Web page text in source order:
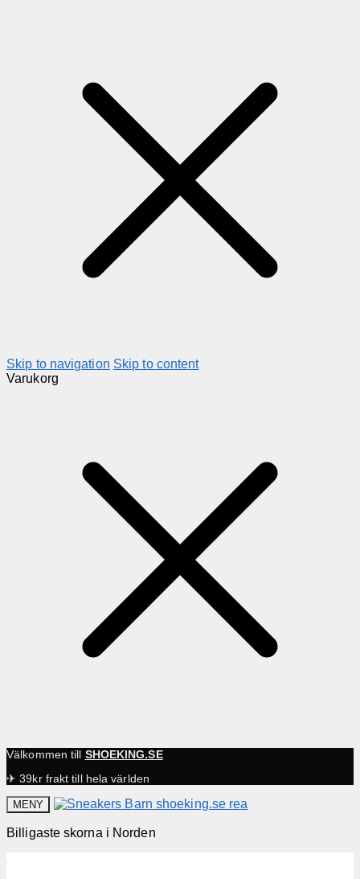
Skip to navigation Skip to content
Varukorg
Välkommen till SHOEKING.SE
✈ 39kr frakt till hela världen
MENY
Billigaste skorna i Norden